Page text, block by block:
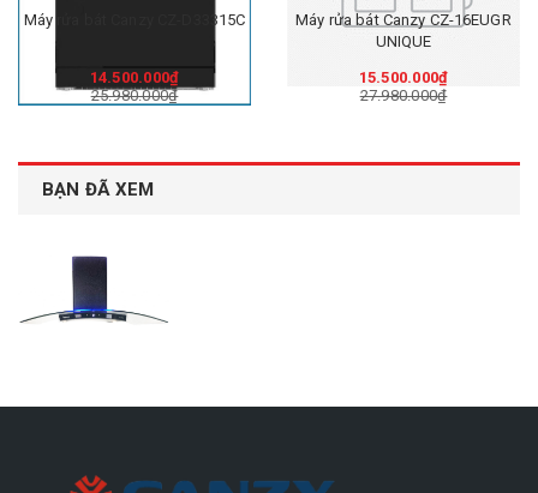
Máy rửa bát Canzy CZ-D33315C
14.500.000₫
25.980.000₫
Máy rửa bát Canzy CZ-16EUGR
UNIQUE
15.500.000₫
27.980.000₫
BẠN ĐÃ XEM